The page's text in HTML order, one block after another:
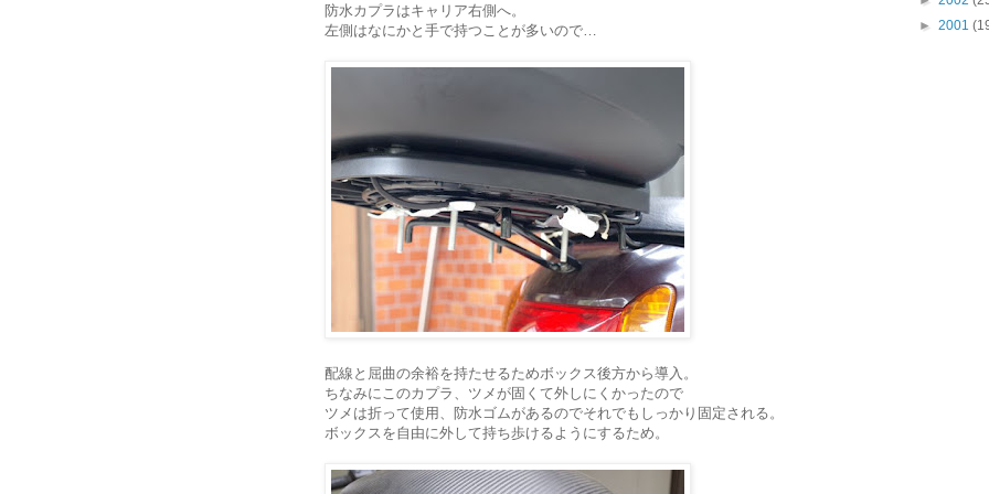
防水カプラはキャリア右側へ。
左側はなにかと手で持つことが多いので…
配線と屈曲の余裕を持たせるためボックス後方から導入。
ちなみにこのカプラ、ツメが固くて外しにくかったので
ツメは折って使用、防水ゴムがあるのでそれでもしっかり固定される。
ボックスを自由に外して持ち歩けるようにするため。
► 2001